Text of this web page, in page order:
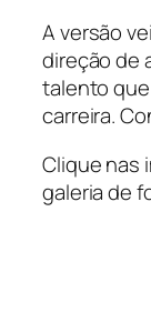
A versão
direção de
talento
carreira.
Clique nas
galeria de